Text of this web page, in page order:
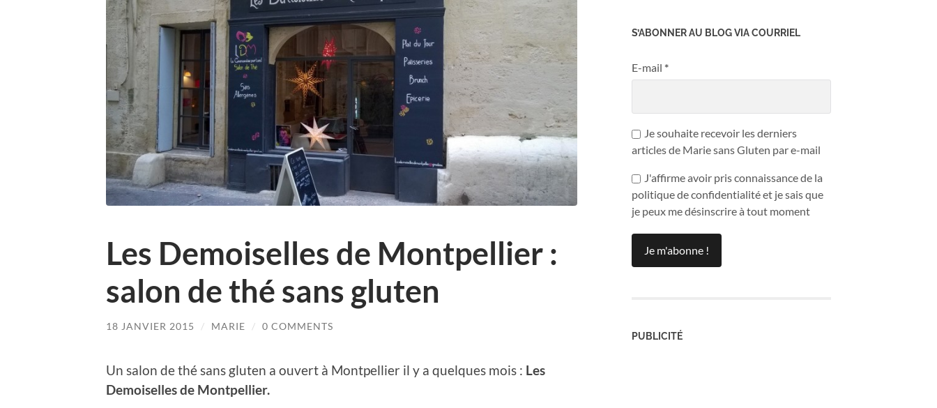
Les Demoiselles de Montpellier :
salon de thé sans gluten
18 JANVIER 2015 / MARIE / 0 COMMENTS
Un salon de thé sans gluten a ouvert à Montpellier il y a quelques mois : Les
Demoiselles de Montpellier.
S’ABONNER AU BLOG VIA COURRIEL
E-mail *
Je souhaite recevoir les derniers
articles de Marie sans Gluten par e-mail
J'affirme avoir pris connaissance de la
politique de confidentialité et je sais que
je peux me désinscrire à tout moment
PUBLICITÉ